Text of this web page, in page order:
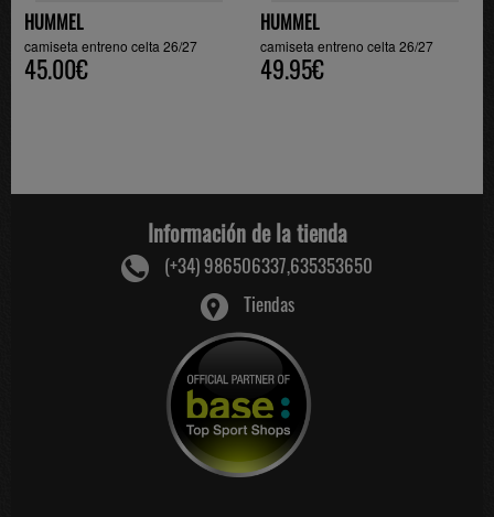
HUMMEL
camiseta entreno celta 26/27
45.00€
HUMMEL
camiseta entreno celta 26/27
49.95€
Información de la tienda
(+34) 986506337,635353650
Tiendas